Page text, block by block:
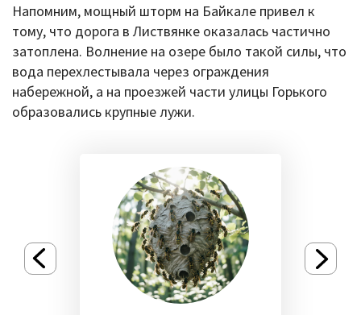
Напомним, мощный шторм на Байкале привел к
тому, что дорога в Листвянке оказалась частично
затоплена. Волнение на озере было такой силы, что
вода перехлестывала через ограждения
набережной, а на проезжей части улицы Горького
образовались крупные лужи.